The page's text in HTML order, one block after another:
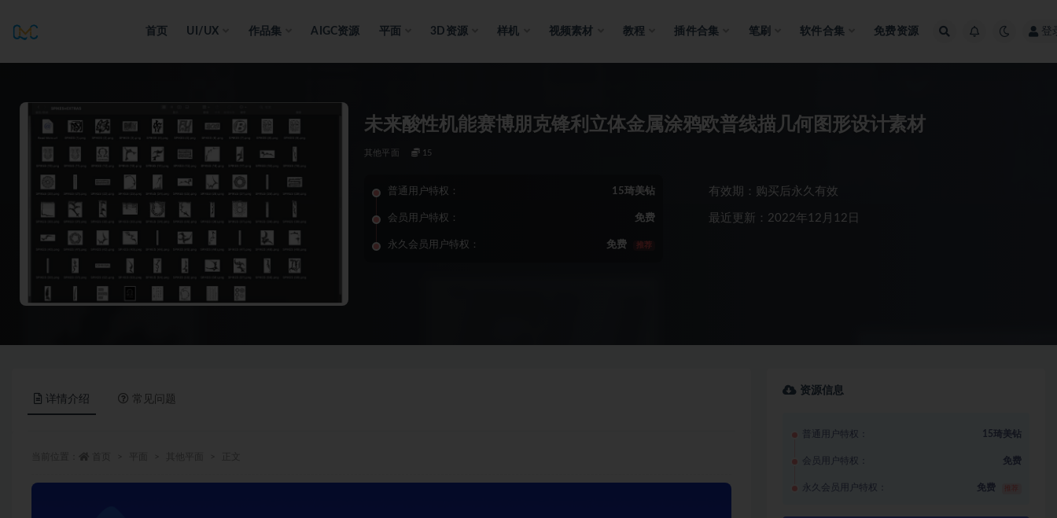
首页 UI/UX 作品集 AIGC资源 平面 3D资源 样机 视频素材 教程 插件合集 笔刷 软件合集 免费资源 登
未来酸性机能赛博朋克锋利立体金属涂鸦欧普线描几何图形设计素材
其他平面 15
普通用户特权： 15琦美钻
会员用户特权： 免费
永久会员用户特权： 免费 推荐
有效期：购买后永久有效
最近更新：2022年12月12日
详情介绍 常见问题
资源信息
普通用户特权： 15琦美钻
会员用户特权： 免费
永久会员用户特权： 免费